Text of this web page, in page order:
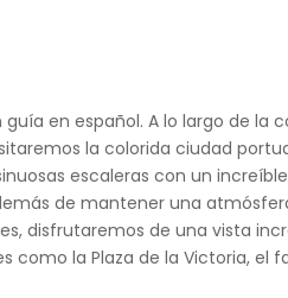
en español. A lo largo de la
la colorida ciudad
escaleras con un
de mantener una
disfrutaremos de una vista
la Plaza de la Victoria, el